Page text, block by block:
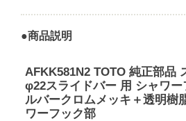
●商品説明
AFKK581N2 TOTO 純正部品
φ22スライドバー 用 シャワ
ルバークロムメッキ＋透明樹
ワーフック部